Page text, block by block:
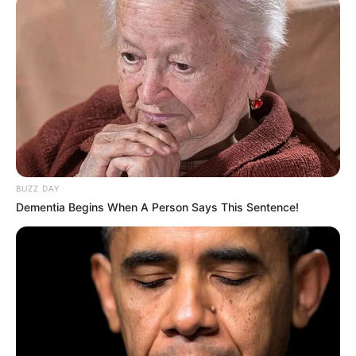
Dicoba
(foto: oQiyi)
Situs asal Tiongkok, iQiyi menyuguhkan banyak sekali serial
BUZZ DAY
Dementia Begins When A Person Says This Sentence!